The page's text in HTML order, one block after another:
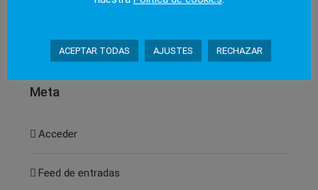
Meta
Acceder
Feed de entradas
ACEPTAR TODAS AJUSTES RECHAZAR